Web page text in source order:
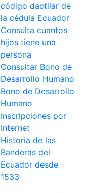
código dactilar de
la cédula Ecuador
Consulta cuantos
hijos tiene una
persona
Consultar Bono de
Desarrollo Humano
Bono de Desarrollo
Humano
Inscripciones por
Internet
Historia de las
Banderas del
Ecuador desde
1533